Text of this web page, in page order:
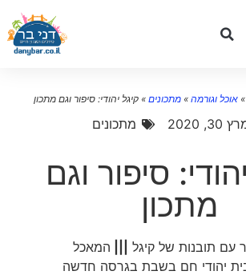
וגורמה»מתכונים»קיגל יהודי: סיפור וגם מתכון
מתכונים
סיפור וגם
מתכון
תובנות של קיגל|||
המאכל
יהודי חם בשבת בגרסה חדשה